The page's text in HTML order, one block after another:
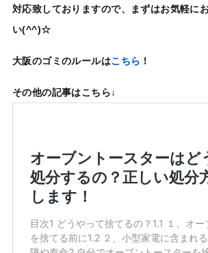
対応致しておりますので、まずはお気軽に
い(^^)☆
大阪のゴミのルールはこちら ！
その他の記事はこちら↓